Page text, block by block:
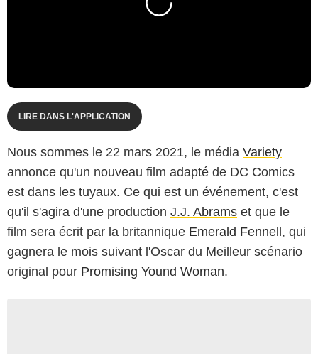
LIRE DANS L'APPLICATION
Nous sommes le 22 mars 2021, le média Variety
annonce qu'un nouveau film adapté de DC Comics
est dans les tuyaux. Ce qui est un événement, c'est
qu'il s'agira d'une production J.J. Abrams et que le
film sera écrit par la britannique Emerald Fennell, qui
gagnera le mois suivant l'Oscar du Meilleur scénario
original pour Promising Yound Woman.